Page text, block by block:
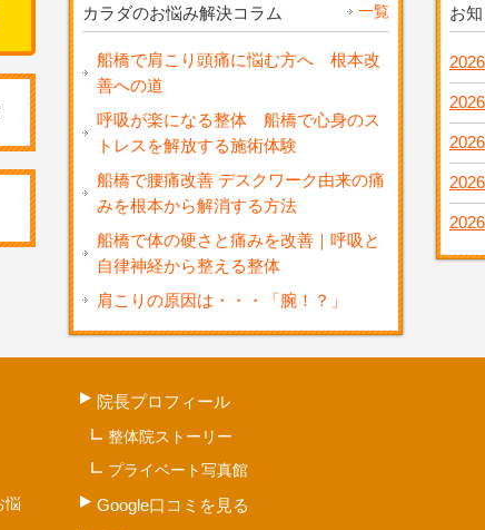
カラダのお悩み解決コラム 一覧
船橋で肩こり頭痛に悩む方へ 根本改
善への道
呼吸が楽になる整体 船橋で心身のス
トレスを解放する施術体験
船橋で腰痛改善 デスクワーク由来の痛
みを根本から解消する方法
船橋で体の硬さと痛みを改善｜呼吸と
自律神経から整える整体
肩こりの原因は・・・「腕！？」
お
悩
院長プロフィール
整体院ストーリー
プライベート写真館
Google口コミを見る